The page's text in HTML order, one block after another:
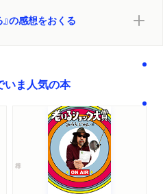
の感想をおくる
いま人気の本